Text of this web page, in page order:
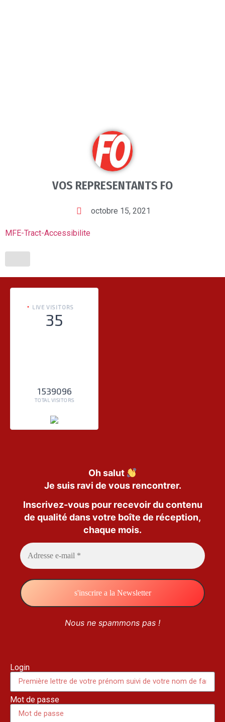
VOS REPRESENTANTS FO
octobre 15, 2021
MFE-Tract-Accessibilite
LIVE VISITORS
35
1539096
TOTAL VISITORS
Oh salut
Je suis ravi de vous rencontrer.
Inscrivez-vous pour recevoir du contenu
de qualité dans votre boîte de réception,
chaque mois.
Nous ne spammons pas !
Login
Mot de passe